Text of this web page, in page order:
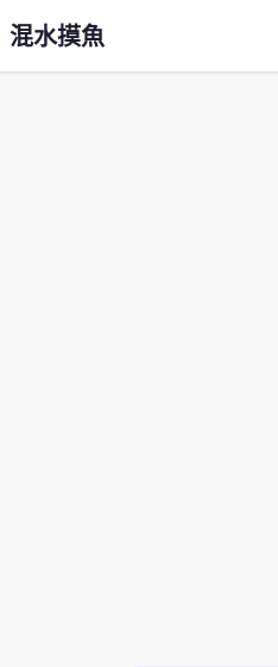
混水摸魚